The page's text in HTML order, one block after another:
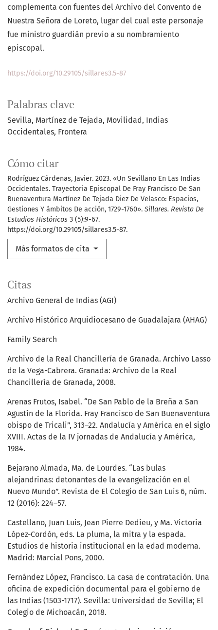
Palabras clave
Sevilla Martínez de Tejada Movilidad
Indias
Occidentales Frontera
Cómo citar
Rodríguez Cárdenas, Javier. 2023. «Un Sevillano En Las Indias
Occidentales. Trayectoria Episcopal De Fray Francisco De San
Buenaventura Martínez De Tejada Diez De Velasco: Espacios,
Gestiones Y ámbitos De acción, 1729-1760». Sillares. Revista De
Estudios Históricos 3 (5):9-67.
https://doi.org/10.29105/sillares3.5-87.
Más formatos de cita
complementa con fuentes del Archivo del Convento de
Nuestra Señora de Loreto, lugar del cual este personaje
fue ministro guardián previo a su nombramiento
episcopal.
https://doi.org/10.29105/sillares3.5-87
Citas
Archivo General de Indias (AGI)
Archivo Histórico Arquidiocesano de Guadalajara (AHAG)
Family Search
Archivo de la Real Chancillería de Granada. Archivo Lasso
de la Vega-Cabrera. Granada: Archivo de la Real
Chancillería de Granada, 2008.
Arenas Frutos, Isabel. “De San Pablo de la Breña a San
Agustín de la Florida. Fray Francisco de San Buenaventura
obispo de Tricali”, 313–22. Andalucía y América en el siglo
XVIII. Actas de la IV jornadas de Andalucía y América,
1984.
Bejarano Almada, Ma. de Lourdes. “Las bulas
alejandrinas: detonantes de la evangelización en el
Nuevo Mundo”. Revista de El Colegio de San Luis 6, núm.
12 (2016): 224–57.
Castellano, Juan Luis, Jean Pierre Dedieu, y Ma. Victoria
López-Cordón, eds. La pluma, la mitra y la espada.
Estudios de historia institucional en la edad moderna.
Madrid: Marcial Pons, 2000.
Fernández López, Francisco. La casa de contratación. Una
oficina de expedición documental para el gobierno de
las Indias (1503-1717). Sevilla: Universidad de Sevilla; El
Colegio de Michoacán, 2018.